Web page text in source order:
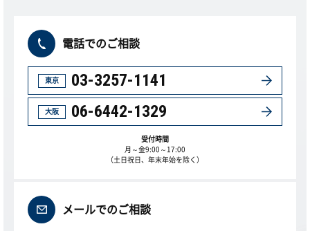
電話でのご相談
東京 03-3257-1141
大阪 06-6442-1329
受付時間
月～金9:00～17:00
（土日祝日、年末年始を除く）
メールでのご相談